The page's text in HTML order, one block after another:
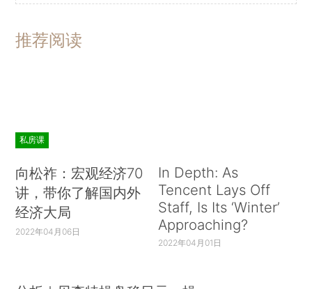
推荐阅读
私房课
向松祚：宏观经济70
讲，带你了解国内外
经济大局
2022年04月06日
In Depth: As
Tencent Lays Off
Staff, Is Its ‘Winter’
Approaching?
2022年04月01日